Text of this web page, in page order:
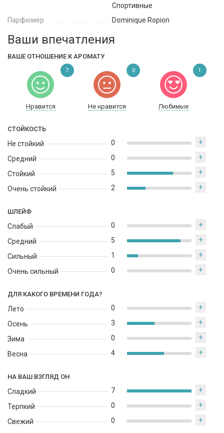
Спортивные
Парфюмер
Dominique Ropion
Ваши впечатления
ВАШЕ ОТНОШЕНИЕ К АРОМАТУ
Нравится Не нравится Любимые
7 0 1
СТОЙКОСТЬ
Не стойкий
Средний
Стойкий
Очень стойкий
0 +
0 +
5 +
2 +
ШЛЕЙФ
Слабый
Средний
Сильный
Очень сильный
0 +
5 +
1 +
0 +
ДЛЯ КАКОГО ВРЕМЕНИ ГОДА?
Лето
Осень
Зима
Весна
0 +
3 +
0 +
4 +
НА ВАШ ВЗГЛЯД ОН
Сладкий
Терпкий
Свежий
7 +
0 +
0 +